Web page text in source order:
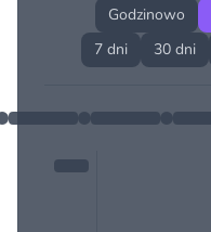
Godzinowo
7 dni
30 dni